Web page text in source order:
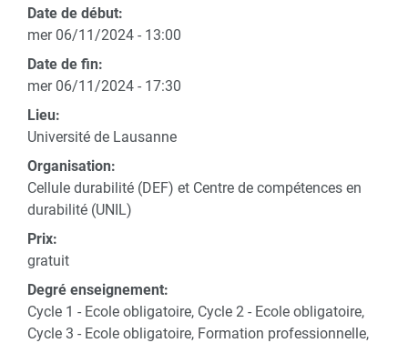
Date de début:
mer 06/11/2024 - 13:00
Date de fin:
mer 06/11/2024 - 17:30
Lieu:
Université de Lausanne
Organisation:
Cellule durabilité (DEF) et Centre de compétences en
durabilité (UNIL)
Prix:
gratuit
Degré enseignement:
Cycle 1 - Ecole obligatoire, Cycle 2 - Ecole obligatoire,
Cycle 3 - Ecole obligatoire, Formation professionnelle,